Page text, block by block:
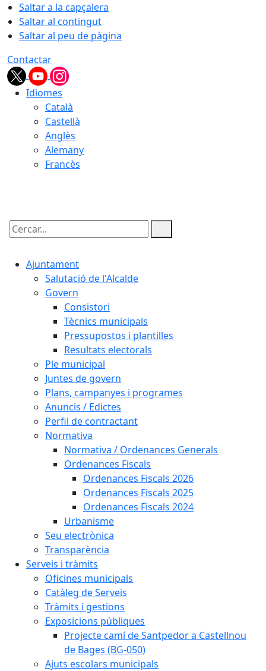
Saltar a la capçalera
Saltar al contingut
Saltar al peu de pàgina
Contactar
Idiomes
Català
Castellà
Anglès
Alemany
Francès
Cercar:
Ajuntament
Salutació de l'Alcalde
Govern
Consistori
Tècnics municipals
Pressupostos i plantilles
Resultats electorals
Ple municipal
Juntes de govern
Plans, campanyes i programes
Anuncis / Edictes
Perfil de contractant
Normativa
Normativa / Ordenances Generals
Ordenances Fiscals
Ordenances Fiscals 2026
Ordenances Fiscals 2025
Ordenances Fiscals 2024
Urbanisme
Seu electrònica
Transparència
Serveis i tràmits
Oficines municipals
Catàleg de Serveis
Tràmits i gestions
Exposicions públiques
Projecte camí de Santpedor a Castellnou
de Bages (BG-050)
Ajuts escolars municipals